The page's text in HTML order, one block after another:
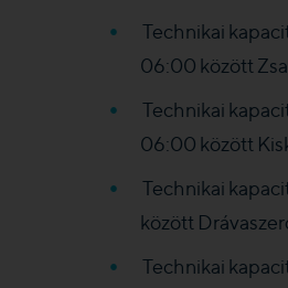
Technikai
06:00 között
Technikai
06:00 között
Technikai
között
Technikai